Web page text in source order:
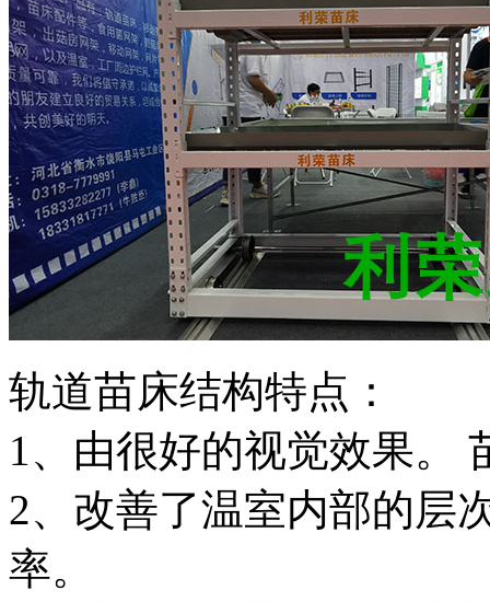
轨道苗床结构特点：
1、由很好的视觉效果。
2、改善了温室内部的层
率。